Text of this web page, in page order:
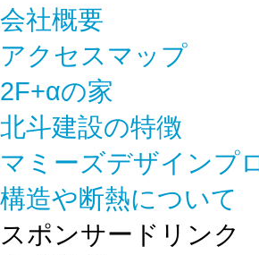
会社概要
アクセスマップ
2F+αの家
北斗建設の特徴
マミーズデザインプ
構造や断熱について
スポンサードリンク